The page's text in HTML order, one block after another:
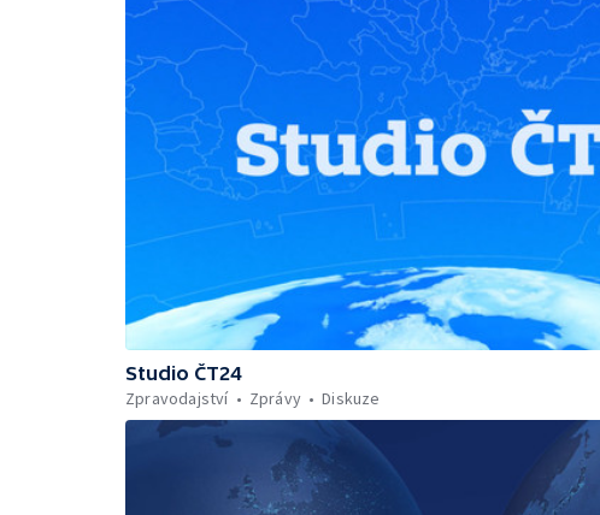
Studio ČT24
Zpravodajství
Zprávy Diskuze